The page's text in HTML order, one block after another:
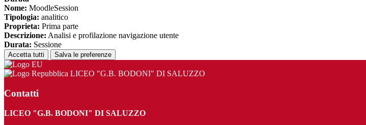
Nome: MoodleSession
Tipologia: analitico
Proprieta: Prima parte
Descrizione: Analisi e profilazione navigazione utente
Durata: Sessione
Accetta tutti Salva le preferenze
LICEO "G.B. BODONI" DI SALUZZO
Contatti
LICEO "G.B. BODONI" DI SALUZZO